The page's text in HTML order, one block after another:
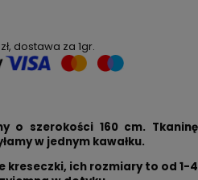
, dostawa za 1gr.
o szerokości 160 cm. Tkaninę
w jednym kawałku.
kreseczki, ich rozmiary to od 1-4